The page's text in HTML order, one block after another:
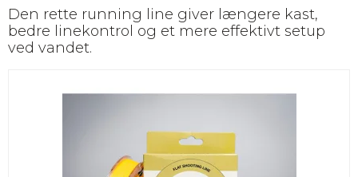
Den rette running line giver længere kast,
bedre linekontrol og et mere effektivt setup
ved vandet.